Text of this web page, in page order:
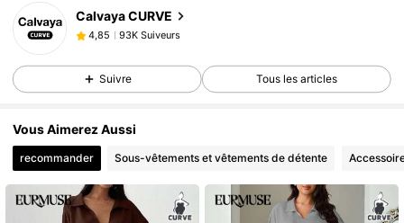
Calvaya CURVE
4,85
93K Suiveurs
e***1 est en train de naviguer
4,85 93K Suiveurs
4,85
4,85 93K Suiveurs
Suivre Tous les articles
Vous Aimerez Aussi
recommander Sous-vêtements et vêtements de détente